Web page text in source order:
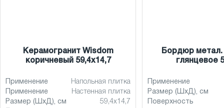
Керамогранит Wisdom
коричневый 59,4x14,7
Применение
Напольная плитка
Применение
Настенная плитка
Размер (ШхД), см
59,4x14,7
Бордюр метал.
глянцевое
Применение
Размер (ШхД), см
Поверхность